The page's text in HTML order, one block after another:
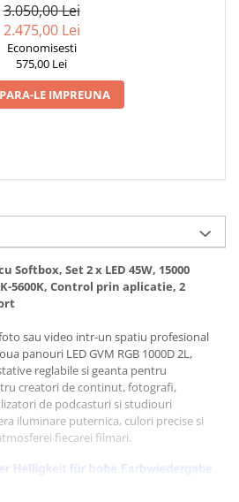
3.050,00 Lei
2.475,00 Lei
Economisesti
575,00 Lei
LE IMPREUNA
Softbox, Set 2 x LED 45W, 15000
5600K, Control prin aplicatie, 2
sau video intr-un spatiu profesional
panouri LED GVM RGB 1000D 2L,
reglabile si geanta pentru
creatori de continut, fotografi,
de podcasturi si studiouri
iluminare puternica, culori precise si
fiecarei filmari.